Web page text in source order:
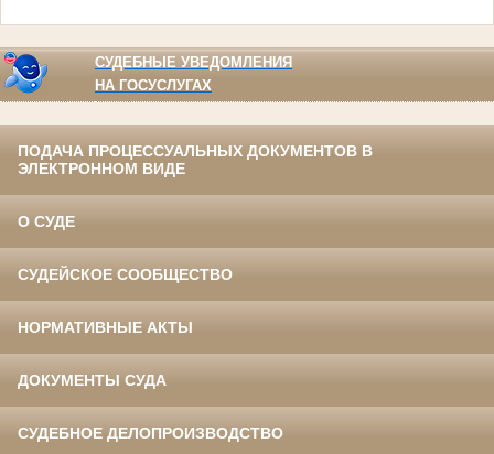
СУДЕБНЫЕ УВЕДОМЛЕНИЯ
НА ГОСУСЛУГАХ
ПОДАЧА ПРОЦЕССУАЛЬНЫХ ДОКУМЕНТОВ В
ЭЛЕКТРОННОМ ВИДЕ
О СУДЕ
СУДЕЙСКОЕ СООБЩЕСТВО
НОРМАТИВНЫЕ АКТЫ
ДОКУМЕНТЫ СУДА
СУДЕБНОЕ ДЕЛОПРОИЗВОДСТВО